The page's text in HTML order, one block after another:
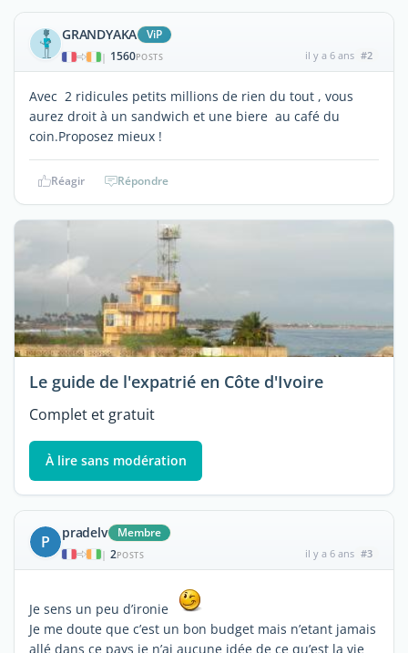
GRANDYAKA ViP
| 1560POSTS il y a 6 ans #2
Avec 2 ridicules petits millions de rien du tout , vous
aurez droit à un sandwich et une biere au café du
coin.Proposez mieux !
Réagir Répondre
Le guide de l'expatrié en Côte d'Ivoire
Complet et gratuit
À lire sans modération
P pradelv Membre
| 2POSTS il y a 6 ans #3
Je sens un peu d’ironie
Je me doute que c’est un bon budget mais n’etant jamais
allé dans ce pays je n’ai aucune idée de ce qu’est la vie